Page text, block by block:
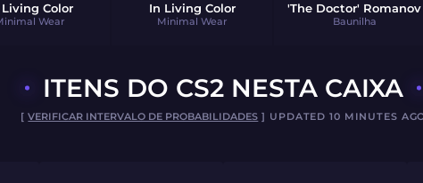
Living Color
Wear
In Living Color
Minimal Wear
'The Doctor' Romanov
Baunilha
ITENS DO CS2 NESTA CAIXA
[VERIFICAR INTERVALO DE PROBABILIDADES ] UPDATED 10 MINUTES